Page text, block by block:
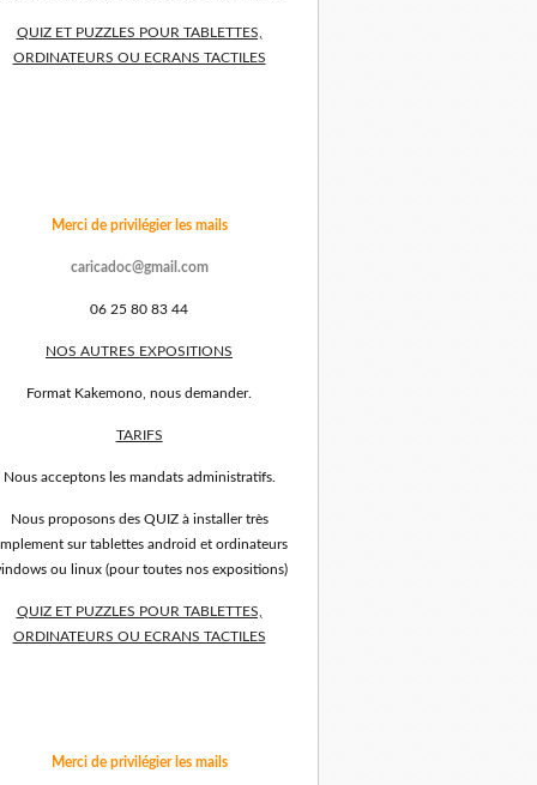
QUIZ ET PUZZLES POUR TABLETTES,
ORDINATEURS OU ECRANS TACTILES
Merci de privilégier les mails
caricadoc@gmail.com
06 25 80 83 44
NOS AUTRES EXPOSITIONS
Format Kakemono, nous demander.
TARIFS
Nous acceptons les mandats administratifs.
Nous proposons des QUIZ à installer très
sur tablettes android et ordinateurs
ou linux (pour toutes nos expositions)
QUIZ ET PUZZLES POUR TABLETTES,
ORDINATEURS OU ECRANS TACTILES
Merci de privilégier les mails